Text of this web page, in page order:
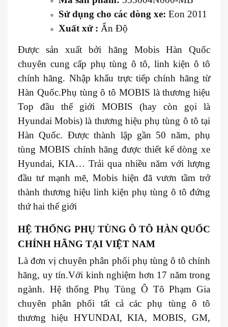
Sử dụng cho các dòng xe: Eon 2011
Xuất xứ : Ấn Độ
Được sản xuất bởi hãng Mobis Hàn Quốc
chuyên cung cấp phụ tùng ô tô, linh kiện ô tô
chính hãng. Nhập khẩu trực tiếp chính hãng từ
Hàn Quốc.Phụ tùng ô tô MOBIS là thương hiệu
Top đầu thế giới MOBIS (hay còn gọi là
Hyundai Mobis) là thương hiệu phụ tùng ô tô tại
Hàn Quốc. Được thành lập gần 50 năm, phụ
tùng MOBIS chính hãng được thiết kế dòng xe
Hyundai, KIA… Trải qua nhiều năm với lượng
đầu tư mạnh mẽ, Mobis hiện đã vươn tầm trở
thành thương hiệu linh kiện phụ tùng ô tô đứng
thứ hai thế giới
HỆ THỐNG PHỤ TÙNG Ô TÔ HÀN QUỐC
CHÍNH HÃNG TẠI VIỆT NAM
Là đơn vị chuyên phân phối phụ tùng ô tô chính
hãng, uy tín.Với kinh nghiệm hơn 17 năm trong
ngành. Hệ thống Phụ Tùng Ô Tô Phạm Gia
chuyên phân phối tất cả các phụ tùng ô tô
thương hiệu HYUNDAI, KIA, MOBIS, GM,